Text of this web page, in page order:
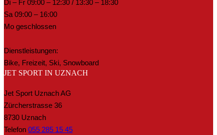
Di – Fr 09:00 – 12:30 / 13:30 – 18:30
Sa 09:00 – 16:00
Mo geschlossen
Dienstleistungen:
Bike, Freizeit, Ski, Snowboard
JET SPORT IN UZNACH
Jet Sport Uznach AG
Zürcherstrasse 36
8730 Uznach
Telefon 055 285 15 45